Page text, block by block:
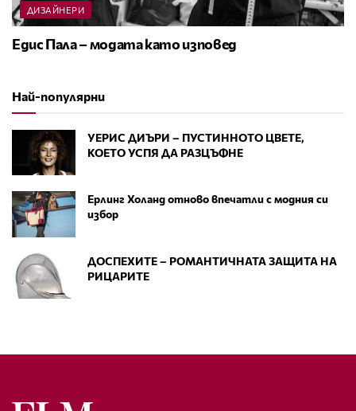
ДИЗАЙНЕРИ
Едис Пала – модата като изповед
Най-популярни
УЕРИС ДИЪРИ – ПУСТИННОТО ЦВЕТЕ,
КОЕТО УСПЯ ДА РАЗЦЪФНЕ
Ерлинг Холанд отново впечатли с модния си
избор
ДОСПЕХИТЕ – РОМАНТИЧНАТА ЗАЩИТА НА
РИЦАРИТЕ